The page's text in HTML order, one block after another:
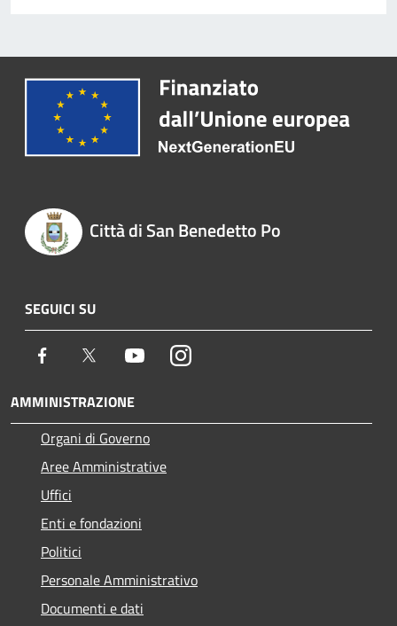
Città di San Benedetto Po
SEGUICI SU
Facebook Twitter YoutubeInstagram
AMMINISTRAZIONE
Organi di Governo
Aree Amministrative
Uffici
Enti e fondazioni
Politici
Personale Amministrativo
Documenti e dati